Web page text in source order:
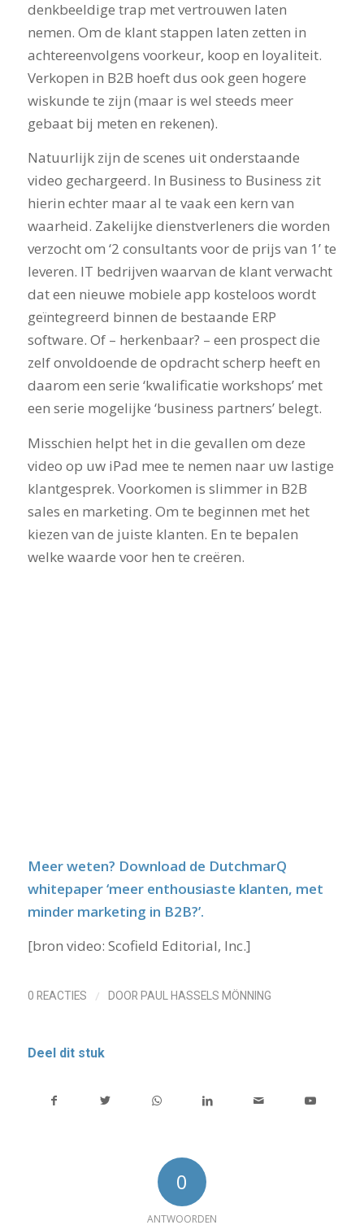
denkbeeldige trap met vertrouwen laten
nemen. Om de klant stappen laten zetten in
achtereenvolgens voorkeur, koop en loyaliteit.
Verkopen in B2B hoeft dus ook geen hogere
wiskunde te zijn (maar is wel steeds meer
gebaat bij meten en rekenen).
Natuurlijk zijn de scenes uit onderstaande
video gechargeerd. In Business to Business zit
hierin echter maar al te vaak een kern van
waarheid. Zakelijke dienstverleners die worden
verzocht om ‘2 consultants voor de prijs van 1’ te
leveren. IT bedrijven waarvan de klant verwacht
dat een nieuwe mobiele app kosteloos wordt
geïntegreerd binnen de bestaande ERP
software. Of – herkenbaar? – een prospect die
zelf onvoldoende de opdracht scherp heeft en
daarom een serie ‘kwalificatie workshops’ met
een serie mogelijke ‘business partners’ belegt.
Misschien helpt het in die gevallen om deze
video op uw iPad mee te nemen naar uw lastige
klantgesprek. Voorkomen is slimmer in B2B
sales en marketing. Om te beginnen met het
kiezen van de juiste klanten. En te bepalen
welke waarde voor hen te creëren.
Meer weten? Download de DutchmarQ
whitepaper‘meer enthousiaste klanten, met
minder marketing in B2B?’.
[bron video: Scofield Editorial, Inc.]
0 REACTIES / DOOR PAUL HASSELS MÖNNING
Deel dit stuk
0
ANTWOORDEN